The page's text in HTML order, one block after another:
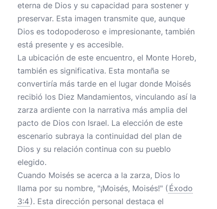
eterna de Dios y su capacidad para sostener y
preservar. Esta imagen transmite que, aunque
Dios es todopoderoso e impresionante, también
está presente y es accesible.
La ubicación de este encuentro, el Monte Horeb,
también es significativa. Esta montaña se
convertiría más tarde en el lugar donde Moisés
recibió los Diez Mandamientos, vinculando así la
zarza ardiente con la narrativa más amplia del
pacto de Dios con Israel. La elección de este
escenario subraya la continuidad del plan de
Dios y su relación continua con su pueblo
elegido.
Cuando Moisés se acerca a la zarza, Dios lo
llama por su nombre, "¡Moisés, Moisés!" ( Éxodo
3:4). Esta dirección personal destaca el